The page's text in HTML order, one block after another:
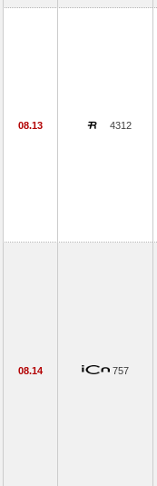
08.13 4312
08.14 757